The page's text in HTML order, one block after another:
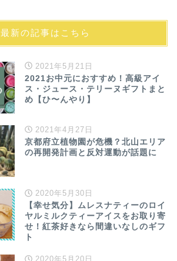
最新の記事はこちら
2021年5月21日
2021お中元におすすめ！高級アイ
ス・ジュース・テリーヌギフトまと
め【ひ〜んやり】
2021年4月27日
京都府立植物園が危機？北山エリア
の再開発計画と反対運動が話題に
2020年5月30日
【幸せ気分】ムレスナティーのロイ
ヤルミルクティーアイスをお取り寄
せ！紅茶好きなら間違いなしのギフ
ト
2020年5月20日